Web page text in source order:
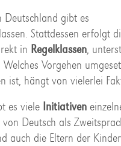
gibt es
Stattdessen erfolgt
in Regelklassen,
Vorgehen
ist, hängt von vielerlei
es viele Initiativen
Deutsch als
auch die Eltern der Kinder